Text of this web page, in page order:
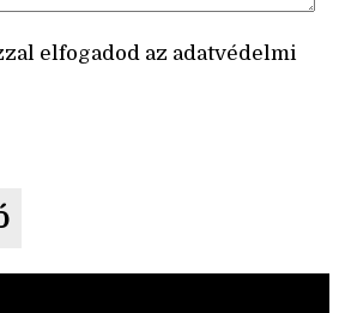
elfogadod az adatvédelmi